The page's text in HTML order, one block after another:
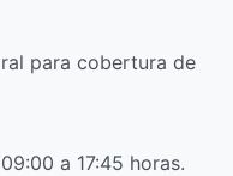
para cobertura de
a 17:45 horas.